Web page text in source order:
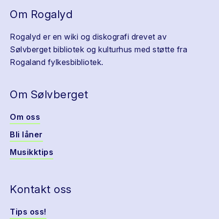
Om Rogalyd
Rogalyd er en wiki og diskografi drevet av
Sølvberget bibliotek og kulturhus med støtte fra
Rogaland fylkesbibliotek.
Om Sølvberget
Om oss
Bli låner
Musikktips
Kontakt oss
Tips oss!